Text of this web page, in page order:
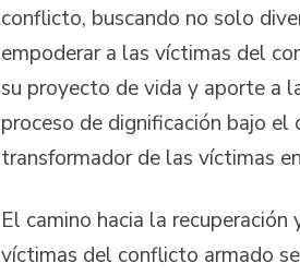
conflicto, buscando no solo
empoderar a las víctimas del
su proyecto de vida y aporte a
proceso de dignificación bajo
transformador de las víctimas
El camino hacia la
víctimas del conflicto armado